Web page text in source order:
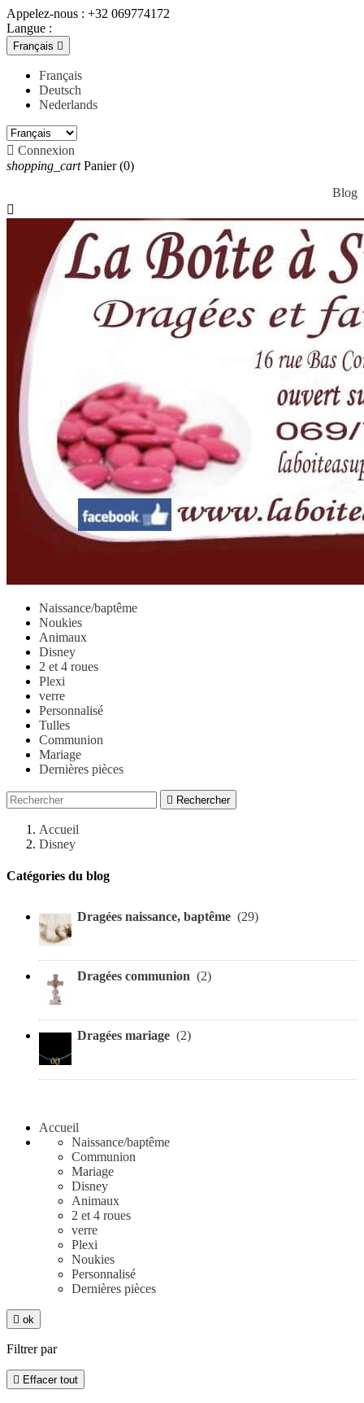
Appelez-nous : +32 069774172
Langue :
Français 
Français
Deutsch
Nederlands
 Connexion
shopping_cart Panier (0)
Blog

Naissance/baptême
Noukies
Animaux
Disney
2 et 4 roues
Plexi
verre
Personnalisé
Tulles
Communion
Mariage
Dernières pièces
 Rechercher
Accueil
Disney
Catégories du blog
Dragées naissance, baptême (29)
Dragées communion (2)
Dragées mariage (2)
Accueil
Naissance/baptême
Communion
Mariage
Disney
Animaux
2 et 4 roues
verre
Plexi
Noukies
Personnalisé
Dernières pièces
 ok
Filtrer par
 Effacer tout